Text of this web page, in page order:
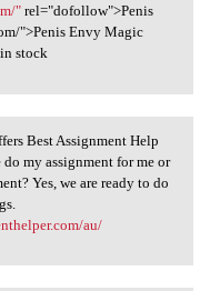
"rel="dofollow">Penis
">Penis Envy Magic
stock
offers Best
Best Assignment Help
my assignment for me or
Yes, we are ready to do
au/